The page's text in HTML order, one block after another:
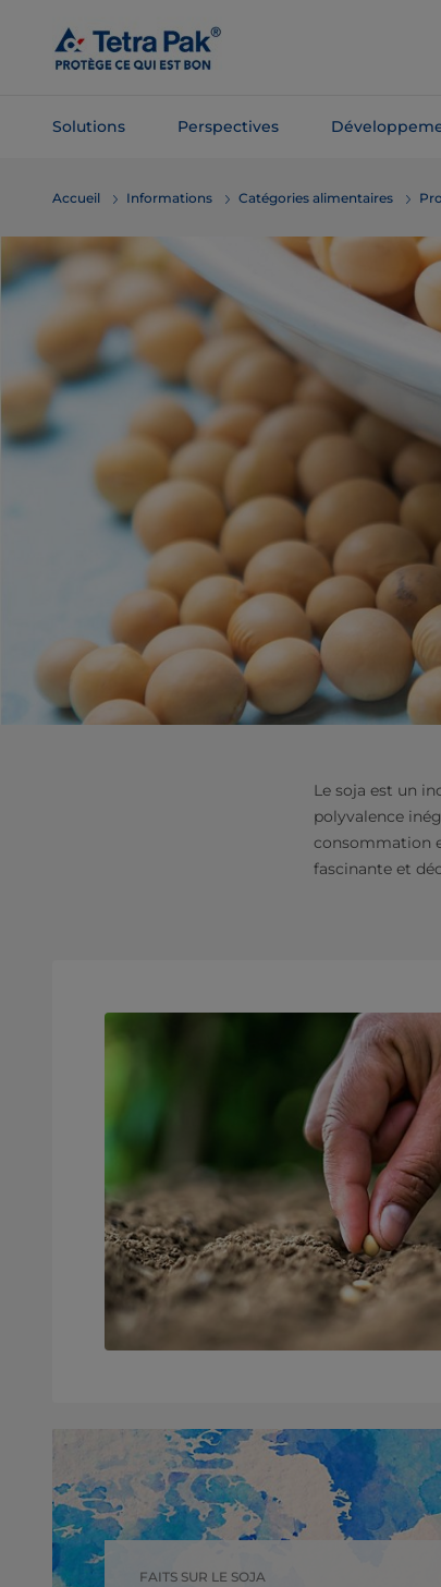
contenu
Solutions Perspectives
navigation
Accueil Informations Catégories alimentaires
Le soja est un
polyvalence
consommation
fascinante et
FAITS SUR LE SOJA